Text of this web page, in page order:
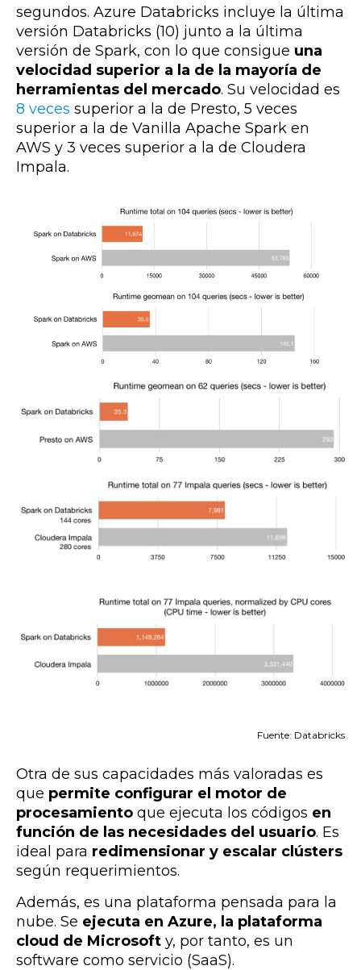
segundos. Azure Databricks incluye l a última
versión Databricks (10) junto a la última
versión de Spark, con lo que consigue una
velocidad superior a la de la mayoría de
herramientas del mercado. Su velocidad es
8 veces superior a la de Presto, 5 veces
superior a la de Vanilla Apache Spark en
AWS y 3 veces superior a la de Cloudera
Impala.
Fuente: Databricks
Otra de sus capacidades más valoradas es
que permite configurar el motor de
procesamiento que ejecuta los códigos en
función de las necesidades del usuario. Es
ideal para redimensionar y escalar clústers
según requerimientos.
Además, es una plataforma pensada para la
nube. Se ejecuta en Azure, la plataforma
cloud de Microsoft y, por tanto, es un
software como servicio (SaaS).